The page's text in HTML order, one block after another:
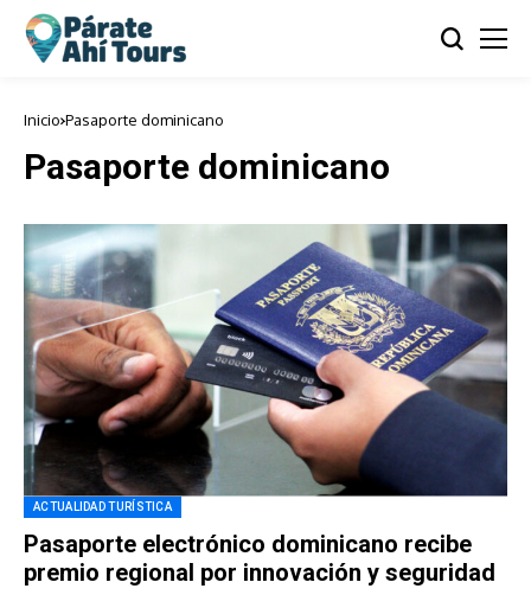
Inicio Pasaporte dominicano
Pasaporte dominicano
ACTUALIDAD TURÍSTICA
Pasaporte electrónico dominicano recibe
premio regional por innovación y seguridad